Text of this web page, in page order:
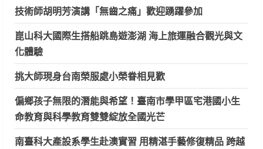
技術師胡明芳演講「無齒之痛」歡迎踴躍參加
崑山科大國際生搭船跳島遊澎湖 海上旅運融合觀光與文
化體驗
挑大師現身台南榮服處小榮眷相見歡
偏鄉孩子無限的潛能與希望！臺南市學甲區宅港國小生
命教育與科學教育雙雙綻放全國光芒
南臺科大產設系學生赴澳實習 用精湛手藝修復精品 跨越